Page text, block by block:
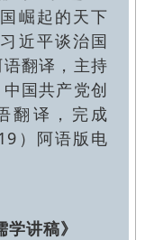
崛起的天下
近平谈治国
翻译，主持
国共产党创
翻译，完成
）阿语版电
学讲稿》